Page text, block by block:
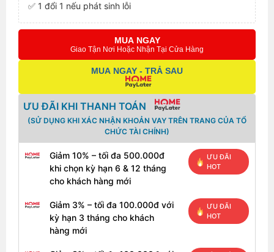
✅ 1 đổi 1 nếu phát sinh lỗi
MUA NGAY
Giao Tận Nơi Hoặc Nhận Tại Cửa Hàng
MUA NGAY - TRẢ SAU
ƯU ĐÃI KHI THANH TOÁN
(SỬ DỤNG KHI XÁC NHẬN KHOẢN VAY TRÊN TRANG CỦA TỔ
CHỨC TÀI CHÍNH)
Giảm 10% – tối đa 500.000đ
khi chọn kỳ hạn 6 & 12 tháng
cho khách hàng mới
ƯU ĐÃI
HOT
Giảm 3% – tối đa 100.000đ với
kỳ hạn 3 tháng cho khách
hàng mới
ƯU ĐÃI
HOT